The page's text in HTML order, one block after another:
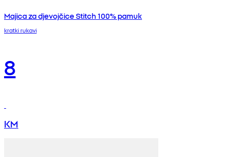
Majica za djevojčice Stitch 100% pamuk
kratki rukavi
8
KM